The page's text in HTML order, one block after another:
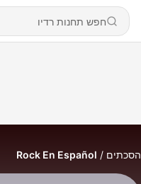
הסכתים Rock En Español